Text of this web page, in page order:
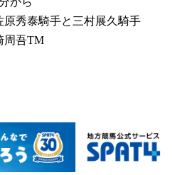
秀泰騎手と三村展久騎手
周吾TM